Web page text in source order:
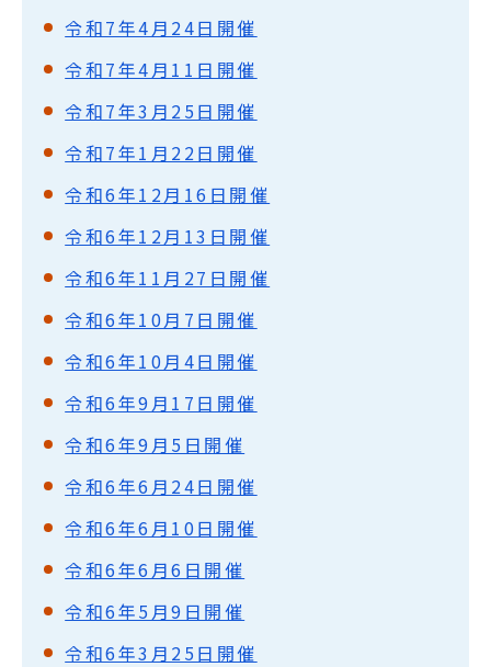
令和7年4月24日開催
令和7年4月11日開催
令和7年3月25日開催
令和7年1月22日開催
令和6年12月16日開催
令和6年12月13日開催
令和6年11月27日開催
令和6年10月7日開催
令和6年10月4日開催
令和6年9月17日開催
令和6年9月5日開催
令和6年6月24日開催
令和6年6月10日開催
令和6年6月6日開催
令和6年5月9日開催
令和6年3月25日開催